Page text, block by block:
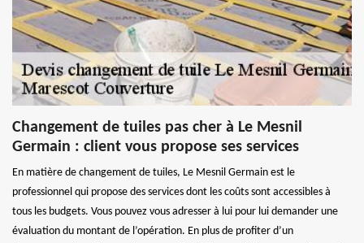
Changement de tuiles pas cher à Le Mesnil
Germain : client vous propose ses services
En matière de changement de tuiles, Le Mesnil Germain est le
professionnel qui propose des services dont les coûts sont accessibles à
tous les budgets. Vous pouvez vous adresser à lui pour lui demander une
évaluation du montant de l’opération. En plus de profiter d’un